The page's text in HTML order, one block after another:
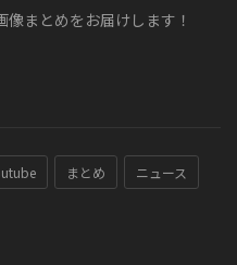
まとめをお届けします！
まとめ ニュース